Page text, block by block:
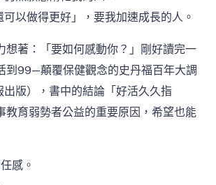
以做得更好」，要我加速成長的人。
想著：「要如何感動你？」剛好讀完一
到99—顛覆保健觀念的史丹福百年大調
出版），書中的結論「好活久久指
教育弱勢者公益的重要原因，希望也能
感。